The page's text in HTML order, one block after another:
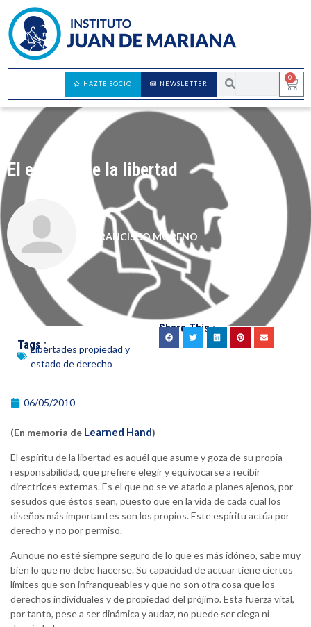
0
NEWSLETTER
HAZTE SOCIO
El espíritu de la libertad
FRANCISCO MORENO
Tags :
Libertades propiedad y
estado de derecho
Share This :
06/05/2010
(En memoria de Learned Hand)
El espíritu de la libertad es aquél que asume y goza de su propia
responsabilidad, que prefiere elegir y equivocarse a recibir
directrices externas. Es el que no se ve atado a planes ajenos, por
sesudos que éstos sean, puesto que en la vida de cada cual los
diseños más importantes son los propios. Este espíritu actúa por
derecho y no por permiso.
Aunque no esté siempre seguro de lo que es más idóneo, sabe muy
bien lo que no debe hacerse. Su capacidad de actuar tiene ciertos
límites que son infranqueables y que no son otra cosa que los
derechos individuales y de propiedad del prójimo. Esta fuerza vital,
por tanto, pese a ser dinámica y audaz, no puede ser ciega ni